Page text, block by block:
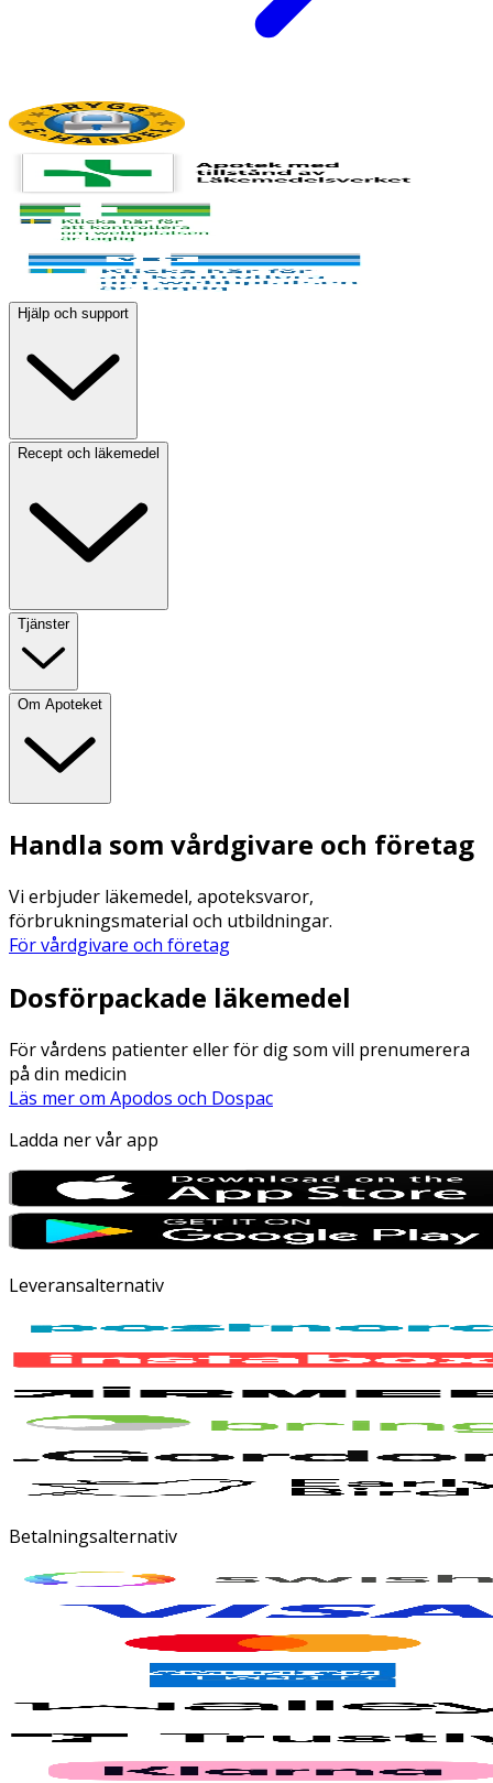
Hjälp och support
Recept och läkemedel
Tjänster
Om Apoteket
Handla som vårdgivare och företag
Vi erbjuder läkemedel, apoteksvaror,
förbrukningsmaterial och utbildningar.
För vårdgivare och företag
Dosförpackade läkemedel
För vårdens patienter eller för dig som vill prenumerera
på din medicin
Läs mer om Apodos och Dospac
Ladda ner vår app
Leveransalternativ
Betalningsalternativ